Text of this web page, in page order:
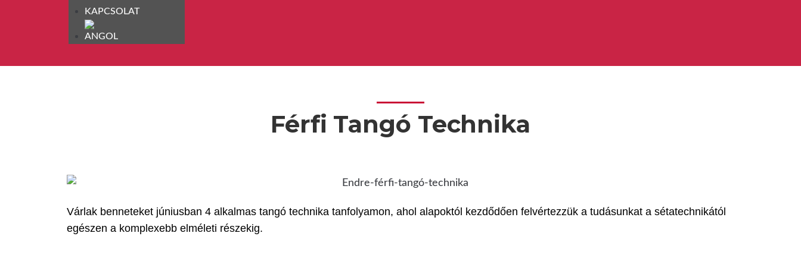
KAPCSOLAT
Férfi Tangó Technika
Várlak benneteket júniusban 4 alkalmas tangó technika tanfolyamon, ahol alapoktól kezdődően felvértezzük a tudásunkat a sétatechnikától
egészen a komplexebb elméleti részekig.